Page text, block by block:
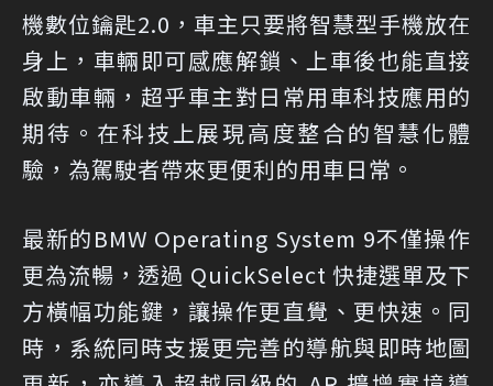
機數位鑰匙2.0，車主只要將智慧型手機放在
身上，車輛即可感應解鎖、上車後也能直接
啟動車輛，超乎車主對日常用車科技應用的
期待。在科技上展現高度整合的智慧化體
驗，為駕駛者帶來更便利的用車日常。
最新的BMW Operating System 9不僅操作
更為流暢，透過 QuickSelect 快捷選單及下
方橫幅功能鍵，讓操作更直覺、更快速。同
時，系統同時支援更完善的導航與即時地圖